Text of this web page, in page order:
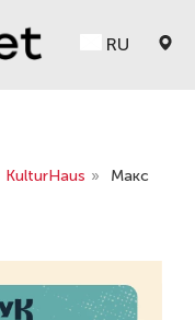
RU
KulturHaus »
Макс